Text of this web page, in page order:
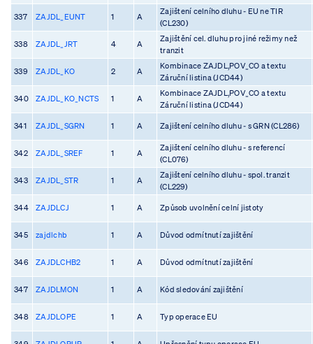
337 ZAJDL_EUNT 1 A
Zajištení celního dluhu - EU ne TIR
(CL230)
338 ZAJDL_JRT 4 A
Zajištění cel. dluhu pro jiné režimy než
tranzit
339 ZAJDL_KO 2 A
Kombinace ZAJDL,POV_CO a textu
Záruční listina (JCD44)
340 ZAJDL_KO_NCTS 1 A
Kombinace ZAJDL,POV_CO a textu
Záruční listina (JCD44)
341 ZAJDL_SGRN 1 A Zajištení celního dluhu - s GRN (CL286)
342 ZAJDL_SREF 1 A
Zajištení celního dluhu - s referencí
(CL076)
343 ZAJDL_STR 1 A
Zajištení celního dluhu - spol. tranzit
(CL229)
344 ZAJDLCJ 1 A Způsob uvolnění celní jistoty
345 zajdlchb 1 A Důvod odmítnutí zajištění
346 ZAJDLCHB2 1 A Důvod odmítnutí zajištění
347 ZAJDLMON 1 A Kód sledování zajištění
348 ZAJDLOPE 1 A Typ operace EU